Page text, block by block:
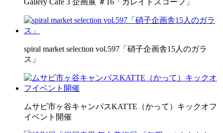
Gallery Café 3 企画展 ＃16「カレイドスコープ」
spiral market selection vol.597「硝子企画舎15人のガラ
ス」
ムサビ市ヶ谷キャンパスKATTE（かって）キックオフ
イベント開催